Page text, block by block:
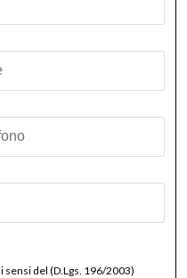
del (D.Lgs. 196/2003)